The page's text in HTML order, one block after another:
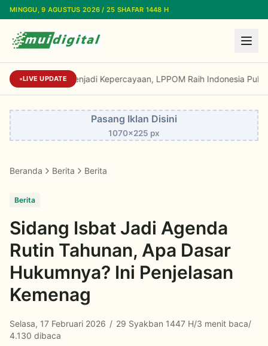
Lewati ke konten utama
MINGGU, 9 AGUSTUS 2026 / 25 SHAFAR 1448 H
LIVE UPDATE Dari Reputasi Menjadi Kepercayaan,
Pasang Iklan Disini
1070x225 px
Beranda Berita Berita
Berita
Sidang Isbat Jadi Agenda
Rutin Tahunan, Apa Dasar
Hukumnya? Ini Penjelasan
Kemenag
Selasa, 17 Februari 2026 / 29 Syakban 1447 H/3 menit baca/
4.130 dibaca